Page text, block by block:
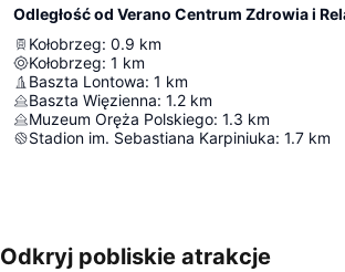
Odległość od Verano Centrum Zdrowia i
Kołobrzeg: 0.9 km
Kołobrzeg: 1 km
Baszta Lontowa: 1 km
Baszta Więzienna: 1.2 km
Muzeum Oręża Polskiego: 1.3 km
Stadion im. Sebastiana Karpiniuka: 1.7 km
Odkryj pobliskie atrakcje